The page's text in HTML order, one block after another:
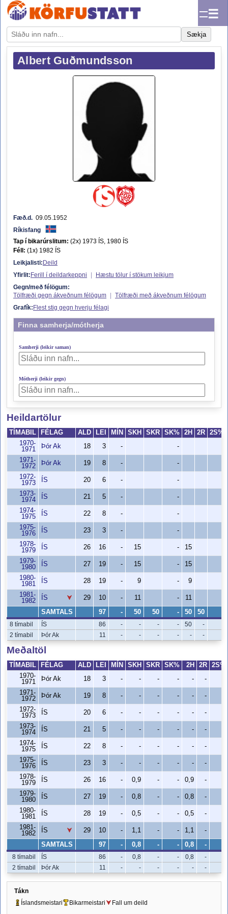
☰
Sækja
Albert Guðmundsson
Fæð.d. 09.05.1952
Ríkisfang
Tap í bikarúrslitum: (2x) 1973 ÍS, 1980 ÍS
Féll: (1x) 1982 ÍS
Leikjalisti: Deild
Yfirlit: Ferill í deildarkeppni
Hæstu tölur í stökum leikjum
Gegn/með félögum:
Tölfræði gegn ákveðnum félögum
Tölfræði með ákveðnum félögum
Grafík: Flest stig gegn hverju félagi
Finna samherja/mótherja
Samherji (leikir saman)
Mótherji (leikir gegn)
Heildartölur
TÍMABIL FÉLAG ALD LEI MÍN SKH SKR SK% 2H 2R
2S%
1970-
1971
Þór Ak 18 3 - -
1971-
1972
Þór Ak 19 8 - -
1972-
1973
ÍS 20 6 - -
1973-
1974
ÍS 21 5 - -
1974-
1975
ÍS 22 8 - -
1975-
1976
ÍS 23 3 - -
1978-
1979
ÍS 26 16 - 15 - 15
1979-
1980
ÍS 27 19 - 15 - 15
1980-
1981
ÍS 28 19 - 9 - 9
1981-
1982
ÍS 29 10 - 11 - 11
SAMTALS 97 - 50 50 - 50 50
8 tímabil ÍS 86 - - - - 50 -
2 tímabil
Þór Ak 11 - - - - - -
Meðaltöl
TÍMABIL FÉLAG ALD LEI MÍN SKH SKR SK% 2H 2R
2S%
1970-
1971
Þór Ak 18 3 - - - - - -
1971-
1972
Þór Ak 19 8 - - - - - -
1972-
1973
ÍS 20 6 - - - - - -
1973-
1974
ÍS 21 5 - - - - - -
1974-
1975
ÍS 22 8 - - - - - -
1975-
1976
ÍS 23 3 - - - - - -
1978-
1979
ÍS 26 16 - 0,9 - - 0,9 -
1979-
1980
ÍS 27 19 - 0,8 - - 0,8 -
1980-
1981
ÍS 28 19 - 0,5 - - 0,5 -
1981-
1982
ÍS 29 10 - 1,1 - - 1,1 -
SAMTALS 97 - 0,8 - - 0,8 -
8 tímabil ÍS 86 - 0,8 - - 0,8 -
2 tímabil
Þór Ak 11 - - - - - -
Tákn
Íslandsmeistari
Bikarmeistari Fall um deild